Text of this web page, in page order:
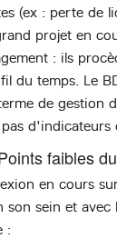
(ex : perte de
projet en
: ils
du temps. Le
de gestion
d'indicateurs
faibles
en cours
son sein et
: